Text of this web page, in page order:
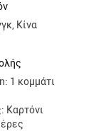
Κίνα
1 κομμάτι
Καρτόνι